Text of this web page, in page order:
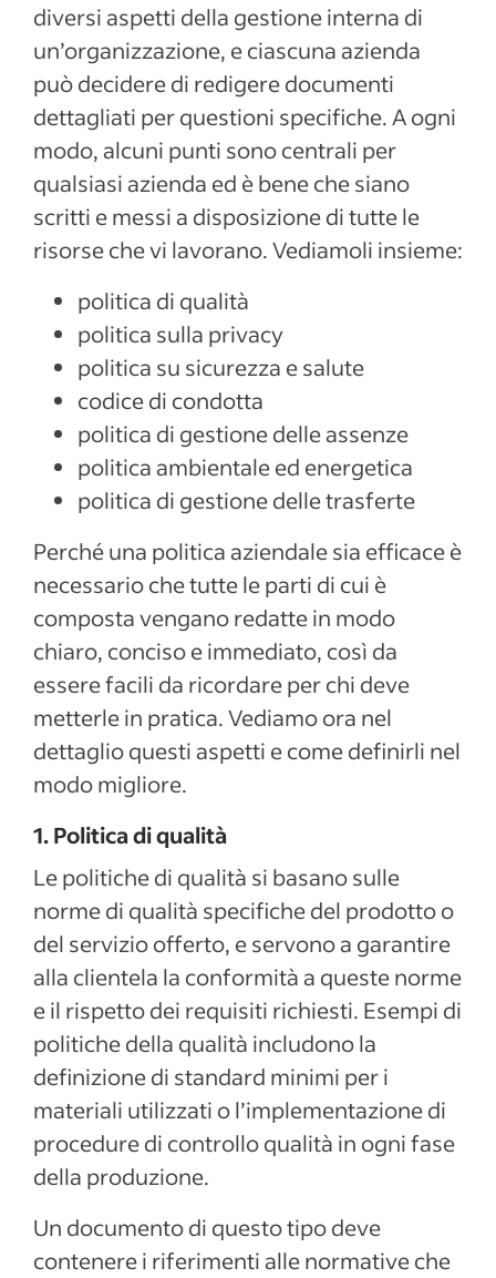
diversi aspetti della gestione interna di
un’organizzazione, e ciascuna azienda
può decidere di redigere documenti
dettagliati per questioni specifiche. A ogni
modo, alcuni punti sono centrali per
qualsiasi azienda ed è bene che siano
scritti e messi a disposizione di tutte le
risorse che vi lavorano. Vediamoli insieme:
politica di qualità
politica sulla privacy
politica su sicurezza e salute
codice di condotta
politica di gestione delle assenze
politica ambientale ed energetica
politica di gestione delle trasferte
Perché una politica aziendale sia efficace è
necessario che tutte le parti di cui è
composta vengano redatte in modo
chiaro, conciso e immediato, così da
essere facili da ricordare per chi deve
metterle in pratica. Vediamo ora nel
dettaglio questi aspetti e come definirli nel
modo migliore.
1. Politica di qualità
Le politiche di qualità si basano sulle
norme di qualità specifiche del prodotto o
del servizio offerto, e servono a garantire
alla clientela la conformità a queste norme
e il rispetto dei requisiti richiesti. Esempi di
politiche della qualità includono la
definizione di standard minimi per i
materiali utilizzati o l’implementazione di
procedure di controllo qualità in ogni fase
della produzione.
Un documento di questo tipo deve
contenere i riferimenti alle normative che